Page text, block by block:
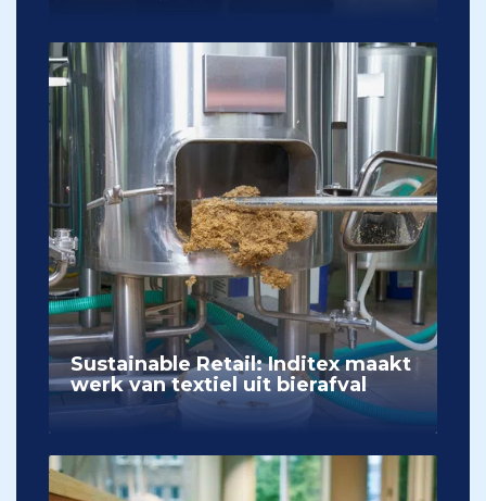
Sustainable Retail: Inditex maakt
werk van textiel uit bierafval